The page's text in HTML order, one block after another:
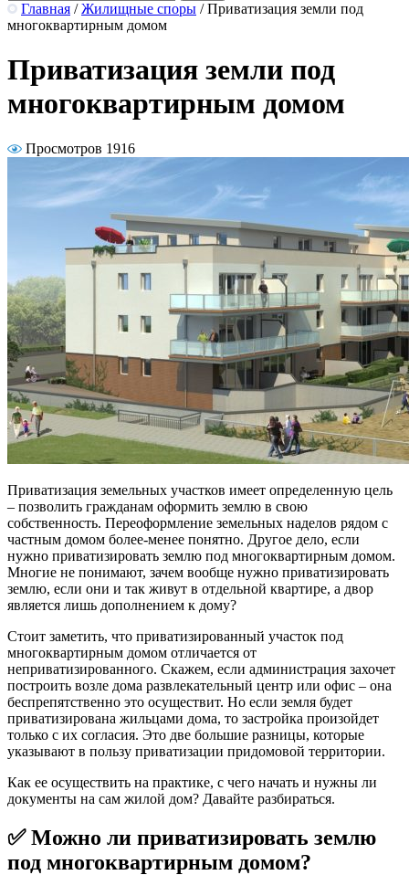
Главная / Жилищные споры / Приватизация земли под
многоквартирным домом
Приватизация земли под
многоквартирным домом
Просмотров 1916
Приватизация земельных участков имеет определенную цель
– позволить гражданам оформить землю в свою
собственность. Переоформление земельных наделов рядом с
частным домом более-менее понятно. Другое дело, если
нужно приватизировать землю под многоквартирным домом.
Многие не понимают, зачем вообще нужно приватизировать
землю, если они и так живут в отдельной квартире, а двор
является лишь дополнением к дому?
Стоит заметить, что приватизированный участок под
многоквартирным домом отличается от
неприватизированного. Скажем, если администрация захочет
построить возле дома развлекательный центр или офис – она
беспрепятственно это осуществит. Но если земля будет
приватизирована жильцами дома, то застройка произойдет
только с их согласия. Это две большие разницы, которые
указывают в пользу приватизации придомовой территории.
Как ее осуществить на практике, с чего начать и нужны ли
документы на сам жилой дом? Давайте разбираться.
✅ Можно ли приватизировать землю
под многоквартирным домом?